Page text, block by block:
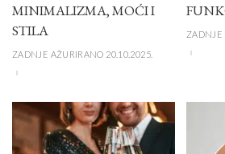
MINIMALIZMA, MOĆI I
STILA
ZADNJE AŽURIRANO 20.10.2025.
ZADNJE